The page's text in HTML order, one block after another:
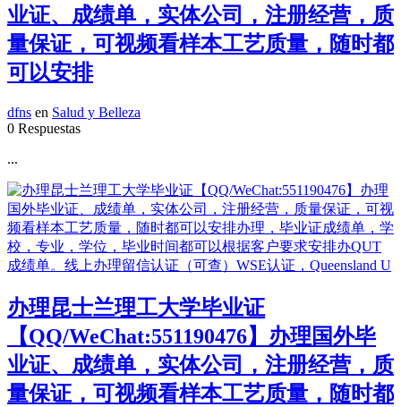
业证、成绩单，实体公司，注册经营，质
量保证，可视频看样本工艺质量，随时都
可以安排
dfns en Salud y Belleza
0 Respuestas
...
办理昆士兰理工大学毕业证
【QQ/WeChat:551190476】办理国外毕
业证、成绩单，实体公司，注册经营，质
量保证，可视频看样本工艺质量，随时都